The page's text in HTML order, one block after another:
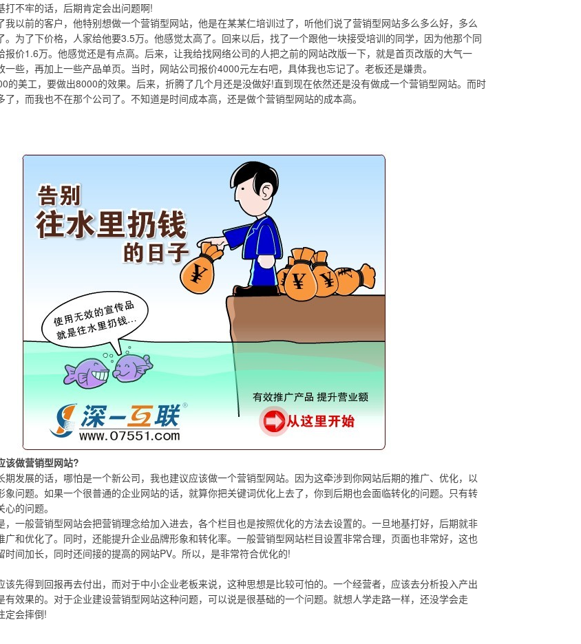
打不牢的话，后期肯定会出问题啊!
以前的客户，他特别想做一个营销型网站，他是在某某仁培训过了，听他们说了营销型网站多么多么好，多么
。为了下价格，人家给他要3.5万。他感觉太高了。回来以后，找了一个跟他一块接受培训的同学，因为他那个同
报价1.6万。他感觉还是有点高。后来，让我给找网络公司的人把之前的网站改版一下，就是首页改版的大气一
一些，再加上一些产品单页。当时，网站公司报价4000元左右吧，具体我也忘记了。老板还是嫌贵。
美工，要做出8000的效果。后来，折腾了几个月还是没做好!直到现在依然还是没有做成一个营销型网站。而时
了，而我也不在那个公司了。不知道是时间成本高，还是做个营销型网站的成本高。
该做营销型网站?
发展的话，哪怕是一个新公司，我也建议应该做一个营销型网站。因为这牵涉到你网站后期的推广、优化，以
象问题。如果一个很普通的企业网站的话，就算你把关键词优化上去了，你到后期也会面临转化的问题。只有转
的问题。
一般营销型网站会把营销理念给加入进去，各个栏目也是按照优化的方法去设置的。一旦地基打好，后期就非
广和优化了。同时，还能提升企业品牌形象和转化率。一般营销型网站栏目设置非常合理，页面也非常好，这也
时间加长，同时还间接的提高的网站PV。所以，是非常符合优化的!
先得到回报再去付出，而对于中小企业老板来说，这种思想是比较可怕的。一个经营者，应该去分析投入产出
有效果的。对于企业建设营销型网站这种问题，可以说是很基础的一个问题。就想人学走路一样，还没学会走
定会摔倒!